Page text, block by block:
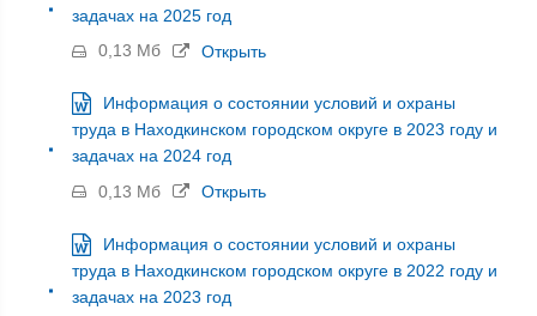
задачах на 2025 год
0,13 Мб
Открыть
Информация о состоянии условий и охраны
труда в Находкинском городском округе в 2023 году и
задачах на 2024 год
0,13 Мб
Открыть
Информация о состоянии условий и охраны
труда в Находкинском городском округе в 2022 году и
задачах на 2023 год